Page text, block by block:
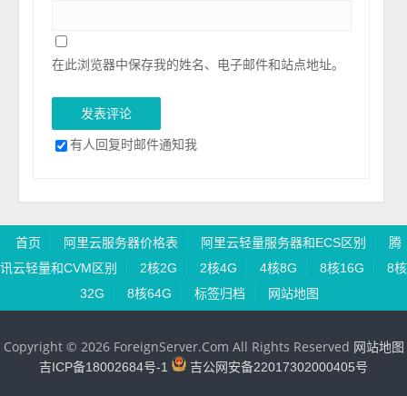
在此浏览器中保存我的姓名、电子邮件和站点地址。
有人回复时邮件通知我
首页 阿里云服务器价格表 阿里云轻量服务器和ECS区别
腾
讯云轻量和CVM区别
2核2G 2核4G 4核8G 8核16G
8核
32G
8核64G 标签归档 网站地图
Copyright © 2026 ForeignServer.Com All Rights Reserved 网站地图
吉ICP备18002684号-1
吉公网安备22017302000405号